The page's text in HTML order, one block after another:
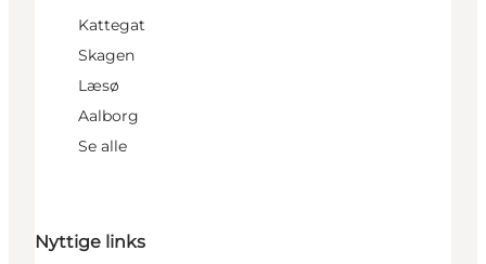
Kattegat
Skagen
Læsø
Aalborg
Se alle
Nyttige links